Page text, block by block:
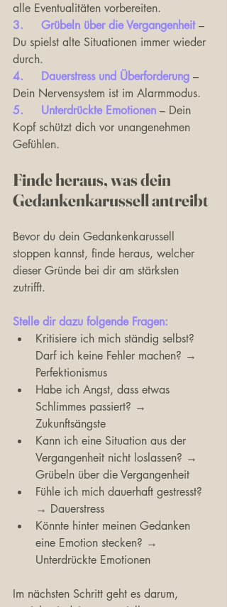
alle Eventualitäten vorbereiten.
3.	Grübeln über die Vergangenheit –
Du spielst alte Situationen immer wieder
durch.
4.	Dauerstress und Überforderung –
Dein Nervensystem ist im Alarmmodus.
5.	Unterdrückte Emotionen – Dein
Kopf schützt dich vor unangenehmen
Gefühlen.
Finde heraus, was dein
Gedankenkarussell antreibt
Bevor du dein Gedankenkarussell
stoppen kannst, finde heraus, welcher
dieser Gründe bei dir am stärksten
zutrifft.
Stelle dir dazu folgende Fragen:
Kritisiere ich mich ständig selbst?
Darf ich keine Fehler machen? →
Perfektionismus
Habe ich Angst, dass etwas
Schlimmes passiert? →
Zukunftsängste
Kann ich eine Situation aus der
Vergangenheit nicht loslassen? →
Grübeln über die Vergangenheit
Fühle ich mich dauerhaft gestresst?
→ Dauerstress
Könnte hinter meinen Gedanken
eine Emotion stecken? →
Unterdrückte Emotionen
Im nächsten Schritt geht es darum,